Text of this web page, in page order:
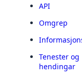
API
Omgrep
Tenester og
hendingar